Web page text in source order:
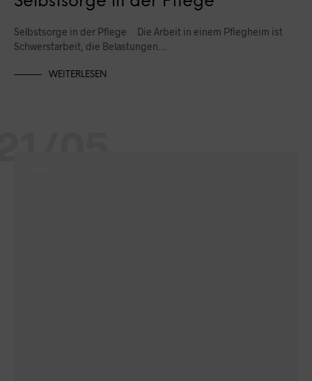
Selbstsorge in der Pflege Die Arbeit in einem Pflegheim ist
Schwerstarbeit, die Belastungen…
WEITERLESEN